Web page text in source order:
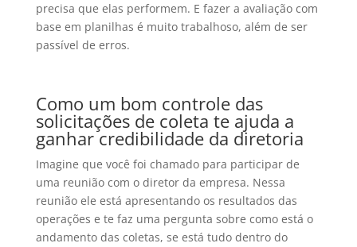
precisa que elas performem. E fazer a avaliação com
base em planilhas é muito trabalhoso, além de ser
passível de erros.
Como um bom controle das
solicitações de coleta te ajuda a
ganhar credibilidade da diretoria
Imagine que você foi chamado para participar de
uma reunião com o diretor da empresa. Nessa
reunião ele está apresentando os resultados das
operações e te faz uma pergunta sobre como está o
andamento das coletas, se está tudo dentro do